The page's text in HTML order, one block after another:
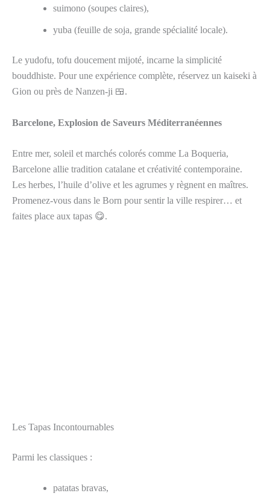
suimono (soupes claires),
yuba (feuille de soja, grande spécialité locale).
Le yudofu, tofu doucement mijoté, incarne la simplicité
bouddhiste. Pour une expérience complète, réservez un kaiseki à
Gion ou près de Nanzen-ji 🍱.
Barcelone, Explosion de Saveurs Méditerranéennes
Entre mer, soleil et marchés colorés comme La Boqueria,
Barcelone allie tradition catalane et créativité contemporaine.
Les herbes, l’huile d’olive et les agrumes y règnent en maîtres.
Promenez-vous dans le Born pour sentir la ville respirer… et
faites place aux tapas 😋.
Les Tapas Incontournables
Parmi les classiques :
patatas bravas,